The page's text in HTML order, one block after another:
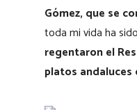
Gómez, que se
toda mi vida ha
regentaron el
platos